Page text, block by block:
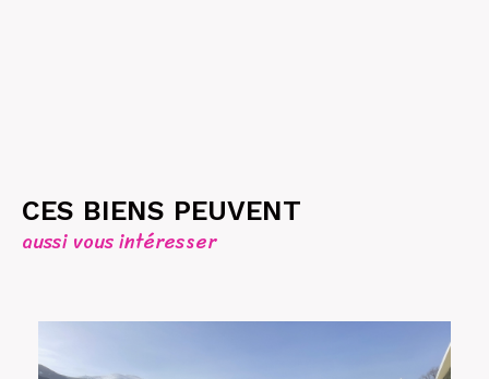
CES BIENS PEUVENT
aussi vous intéresser